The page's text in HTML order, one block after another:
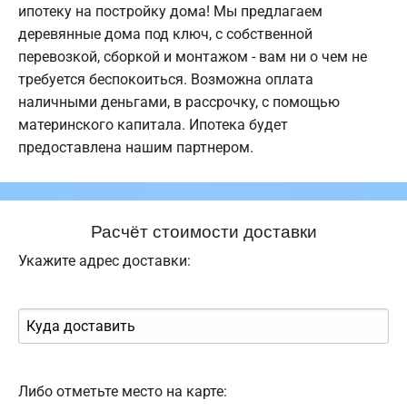
ипотеку на постройку дома! Мы предлагаем
деревянные дома под ключ, с собственной
перевозкой, сборкой и монтажом - вам ни о чем не
требуется беспокоиться. Возможна оплата
наличными деньгами, в рассрочку, с помощью
материнского капитала. Ипотека будет
предоставлена нашим партнером.
Расчёт стоимости доставки
Укажите адрес доставки:
Либо отметьте место на карте: